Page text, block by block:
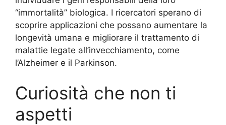
“immortalità” biologica. I ricercatori sperano di
scoprire applicazioni che possano aumentare la
longevità umana e migliorare il trattamento di
malattie legate all’invecchiamento, come
l’Alzheimer e il Parkinson.
Curiosità che non ti
aspetti